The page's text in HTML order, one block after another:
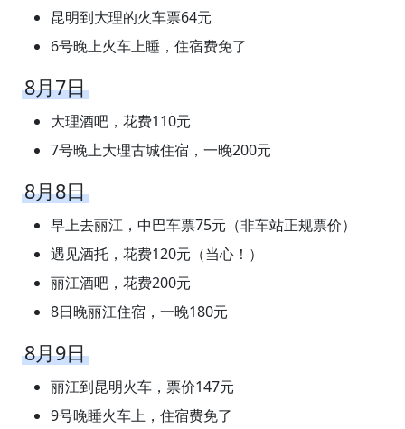
昆明到大理的火车票64元
6号晚上火车上睡，住宿费免了
8月7日
大理酒吧，花费110元
7号晚上大理古城住宿，一晚200元
8月8日
早上去丽江，中巴车票75元（非车站正规票价）
遇见酒托，花费120元（当心！）
丽江酒吧，花费200元
8日晚丽江住宿，一晚180元
8月9日
丽江到昆明火车，票价147元
9号晚睡火车上，住宿费免了